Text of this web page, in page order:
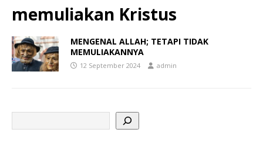
memuliakan Kristus
MENGENAL ALLAH; TETAPI TIDAK
MEMULIAKANNYA
12 September 2024 admin